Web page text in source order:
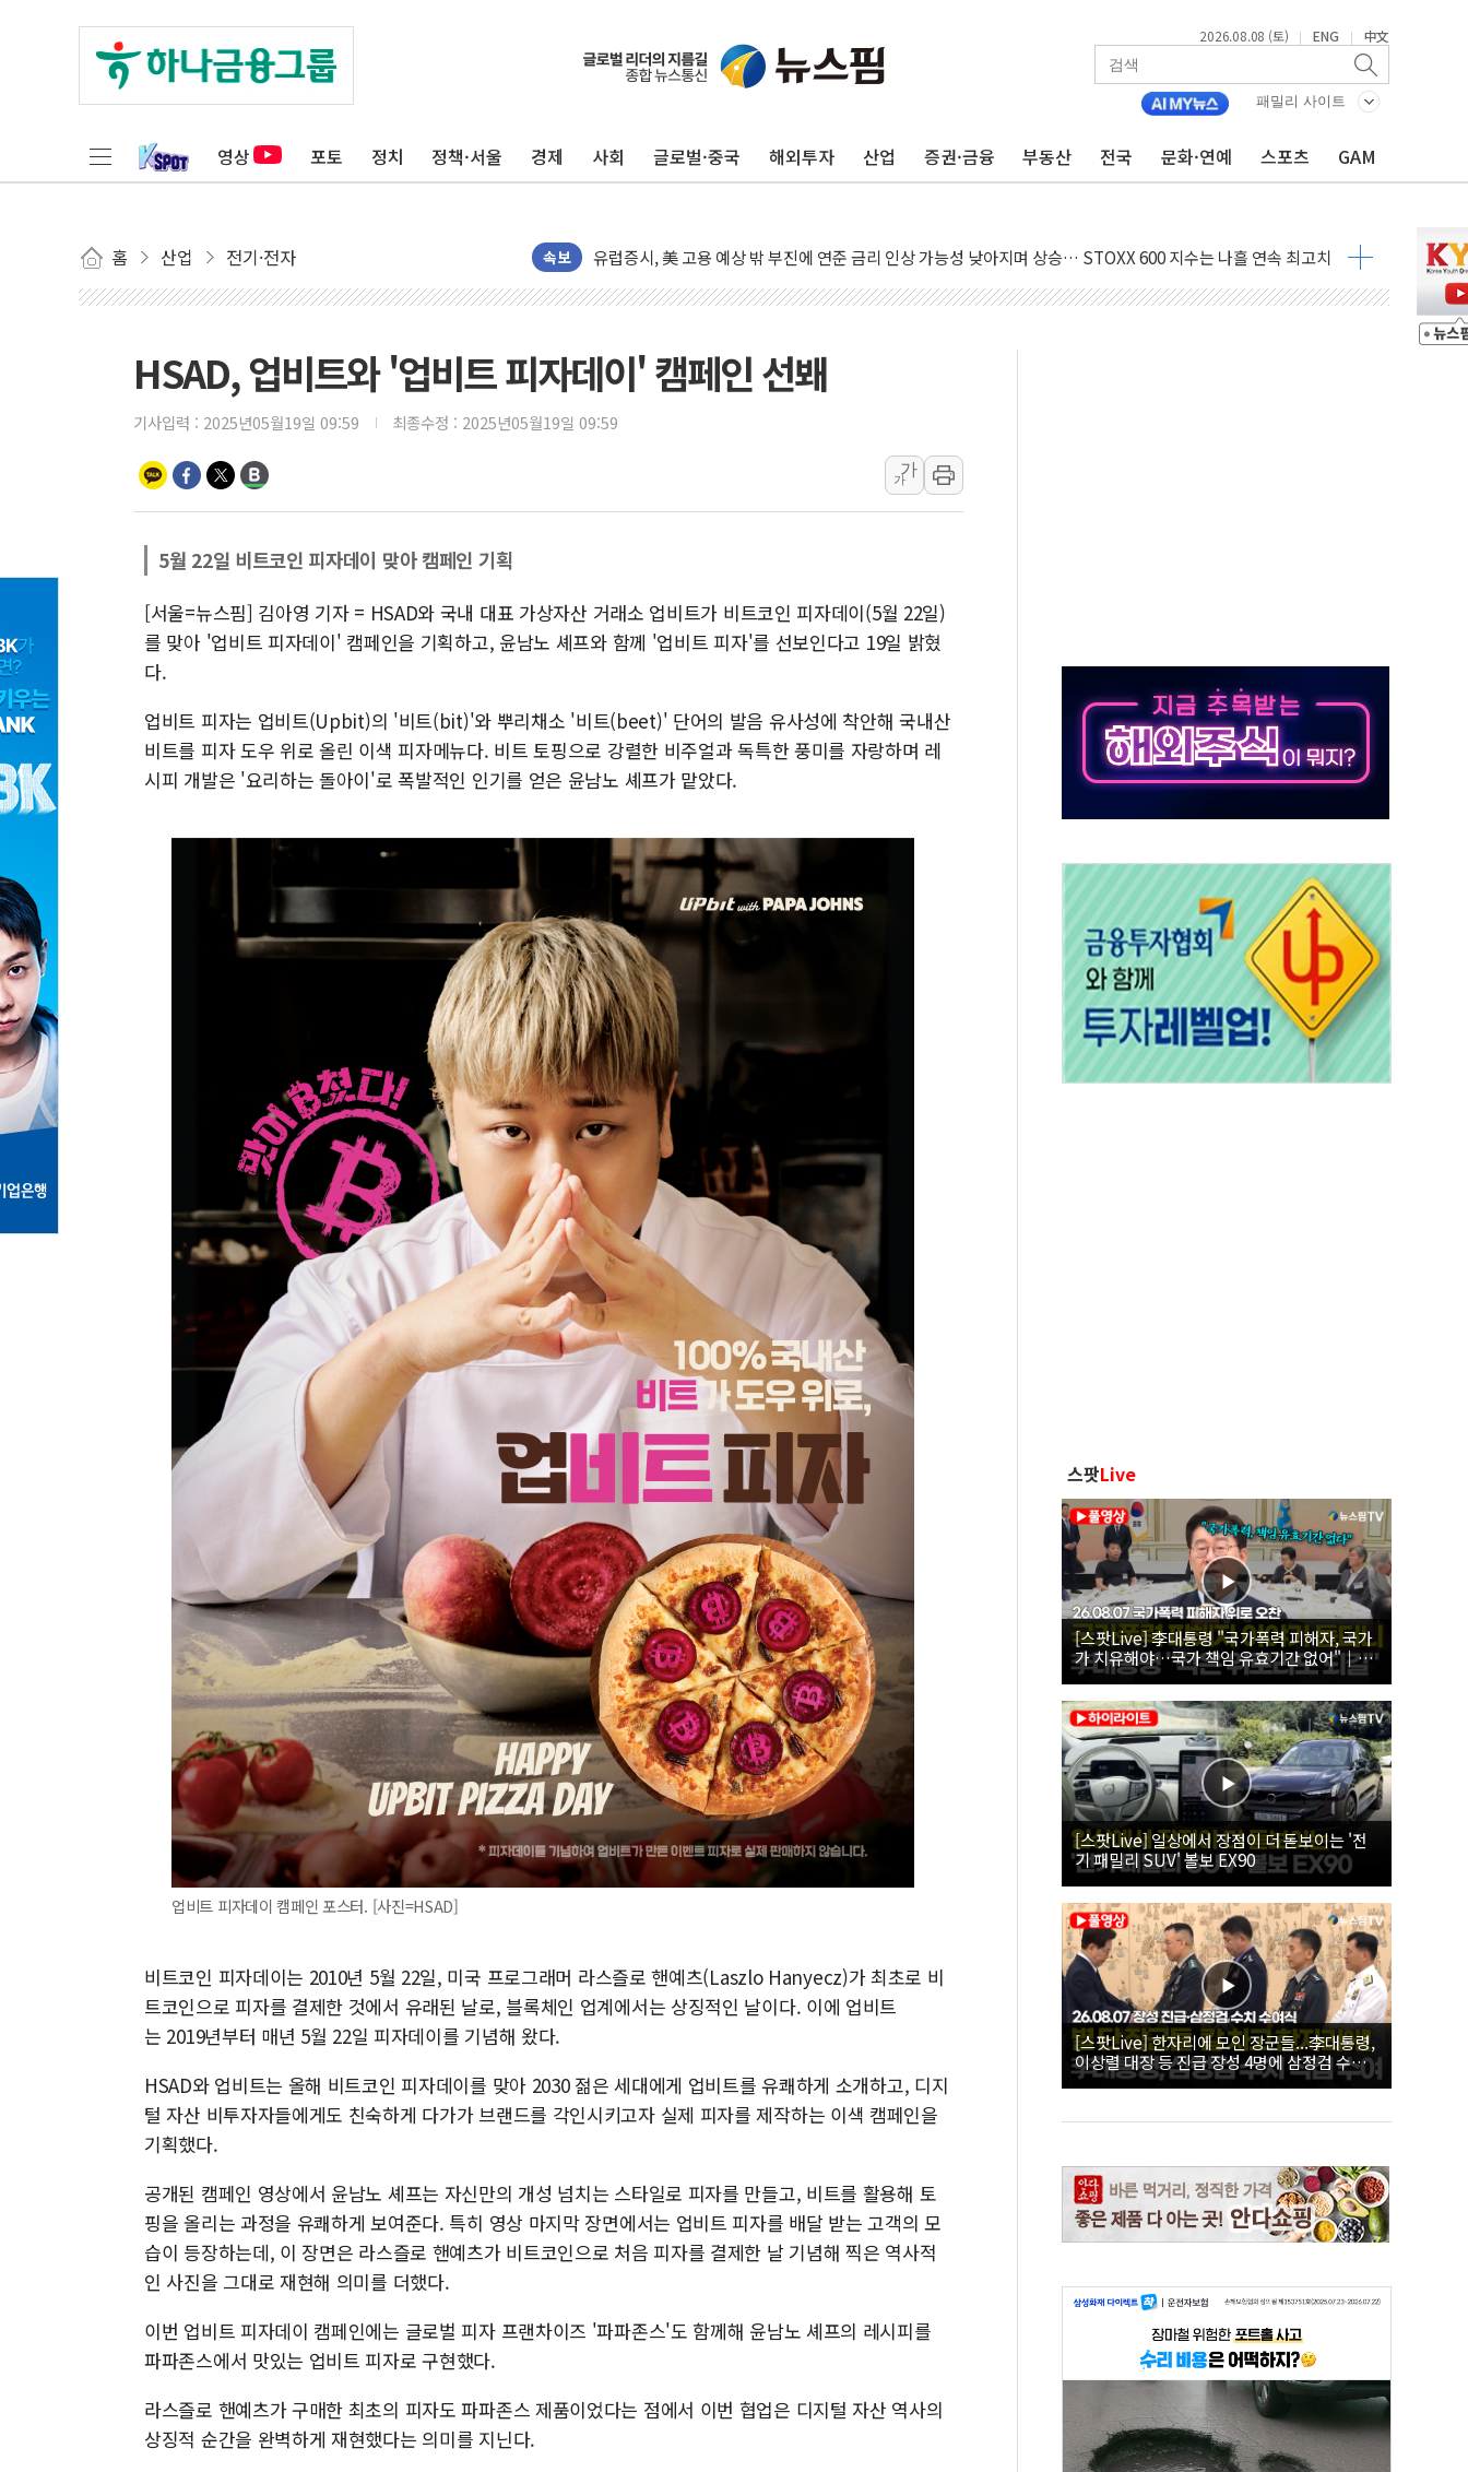
2026.08.08 (토) | ENG | 中文
패밀리 사이트
영상 포토 정치 정책·서울 경제 사회 글로벌·중국 해외투자 산업 증권·금융 부동산 전국 문화·연예 스포츠 GAM
홈 산업 전기·전자 속보
뉴욕증시, 고용 쇼크에 금리 인상 우려 후퇴…S&P500 최고치
트럼프, 쿡 연준 이사 해임 재추진…"26일까지 의혹 소명" 요구
미 연준 매파 기세 꺾이나…고용 감소에 9월 동결 전망 우세
[종합] 이슬람 수니파 3국, '공동방위협정' 체결… 이스라엘·이란 위협에 맞설 자체 억지력 강화
美 항소법원, 백악관 무도회장 공사 중단 명령…트럼프 제동
이란 핵심 원유 수출항 '하르그섬', 최근 1주일 이상 '올스톱'… 美 해상봉쇄 영향
美 고용 쇼크에 엔화 장중 급등…시장은 "또 개입했나" 촉각
[AI MY 뉴스] 뉴욕 반도체주 프리뷰...美 고용 쇼크에 반도체주 '활짝'
뉴욕증시 프리뷰, 美 고용 쇼크에 금리 인상 우려 후퇴…나스닥 선물 1%대 상승
[종합] 美 7월 고용 2만3000명 감소 '쇼크'…9월 금리 인상 기대 후퇴
보훈부, 미 DPAA와 MOU… "6·25 미군 실종자 7359명 끝까지 찾겠다"
트럼프 "금리 내려야"…파월 때와 달리 워시엔 톤 낮춰
李 "해남 태양광, 대한민국 다음 100년 밑거름…수도권 집중 완화 전환점"
李 대통령, '6시간 마라톤 부동산 2차 회의' 주재… "전폭적 공급 확대·속도전 총력"
트럼프, 中 겨냥 폴리실리콘 관세 15% 부과…美 태양광주 급등
HSAD, 업비트와 '업비트 피자데이' 캠페인 선봬
기사입력 : 2025년05월19일 09:59 최종수정 : 2025년05월19일 09:59
가
가
5월 22일 비트코인 피자데이 맞아 캠페인 기획
[서울=뉴스핌] 김아영 기자 = HSAD와 국내 대표 가상자산 거래소 업비트가 비트코인 피자데이(5월 22일)
를 맞아 '업비트 피자데이' 캠페인을 기획하고, 윤남노 셰프와 함께 '업비트 피자'를 선보인다고 19일 밝혔
다.
업비트 피자는 업비트(Upbit)의 '비트(bit)'와 뿌리채소 '비트(beet)' 단어의 발음 유사성에 착안해 국내산
비트를 피자 도우 위로 올린 이색 피자메뉴다. 비트 토핑으로 강렬한 비주얼과 독특한 풍미를 자랑하며 레
시피 개발은 '요리하는 돌아이'로 폭발적인 인기를 얻은 윤남노 셰프가 맡았다.
업비트 피자데이 캠페인 포스터. [사진=HSAD]
비트코인 피자데이는 2010년 5월 22일, 미국 프로그래머 라스즐로 핸예츠(Laszlo Hanyecz)가 최초로 비
트코인으로 피자를 결제한 것에서 유래된 날로, 블록체인 업계에서는 상징적인 날이다. 이에 업비트
는 2019년부터 매년 5월 22일 피자데이를 기념해 왔다.
HSAD와 업비트는 올해 비트코인 피자데이를 맞아 2030 젊은 세대에게 업비트를 유쾌하게 소개하고, 디지
털 자산 비투자자들에게도 친숙하게 다가가 브랜드를 각인시키고자 실제 피자를 제작하는 이색 캠페인을
기획했다.
공개된 캠페인 영상에서 윤남노 셰프는 자신만의 개성 넘치는 스타일로 피자를 만들고, 비트를 활용해 토
핑을 올리는 과정을 유쾌하게 보여준다. 특히 영상 마지막 장면에서는 업비트 피자를 배달 받는 고객의 모
습이 등장하는데, 이 장면은 라스즐로 핸예츠가 비트코인으로 처음 피자를 결제한 날 기념해 찍은 역사적
인 사진을 그대로 재현해 의미를 더했다.
이번 업비트 피자데이 캠페인에는 글로벌 피자 프랜차이즈 '파파존스'도 함께해 윤남노 셰프의 레시피를
파파존스에서 맛있는 업비트 피자로 구현했다.
라스즐로 핸예츠가 구매한 최초의 피자도 파파존스 제품이었다는 점에서 이번 협업은 디지털 자산 역사의
상징적 순간을 완벽하게 재현했다는 의미를 지닌다.
스팟Live
[스팟Live] 李대통령 "국가폭력 피해자, 국가
가 치유해야…국가 책임 유효기간 없어"｜
26.08.07 국가폭력 피해자 위로 오찬
[스팟Live] 일상에서 장점이 더 돋보이는 '전
기 패밀리 SUV' 볼보 EX90
[스팟Live] 한자리에 모인 장군들...李대통령,
이상렬 대장 등 진급 장성 4명에 삼정검 수치
직접 수여｜26.08.07 장성 진급·삼정검 수치